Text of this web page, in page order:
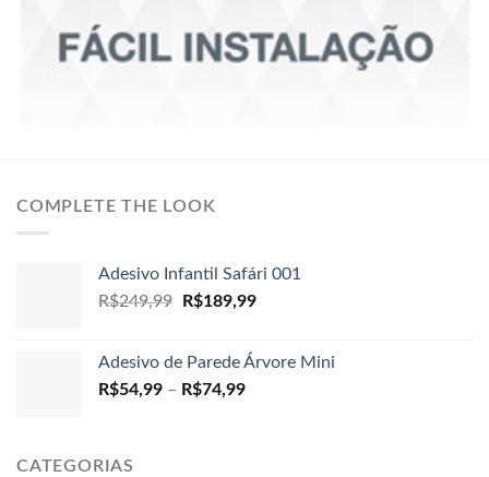
COMPLETE THE LOOK
Adesivo Infantil Safári 001
R$249,99
O
era:
R$249,99.
R$189,99O
é:
Adesivo de Parede Árvore Mini
R$54,99 – R$74,99Faixa
CATEGORIAS